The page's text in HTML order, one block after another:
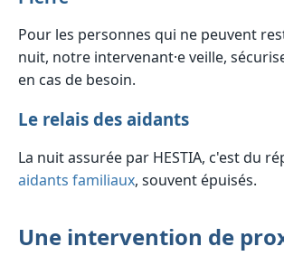
Pour les personnes qui ne peuvent
nuit, notre intervenant·e veille,
en cas de besoin.
Le relais des aidants
La nuit assurée par HESTIA, c'est du
aidants familiaux, souvent épuisés.
Une intervention de